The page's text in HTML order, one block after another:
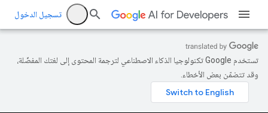
تسجيل الدخول
تستخدم Google تكنولوجيا الذكاء الاصطناعي لترجمة المحتوى إلى لغتك المفضّلة،
وقد تتضمّن بعض الأخطاء.